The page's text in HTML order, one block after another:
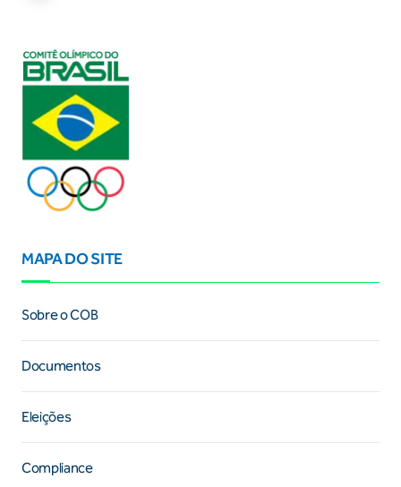
MAPA DO SITE
Sobre o COB
Documentos
Eleições
Compliance